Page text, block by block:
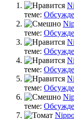
теме:
теме:
теме:
теме:
теме:
теме: